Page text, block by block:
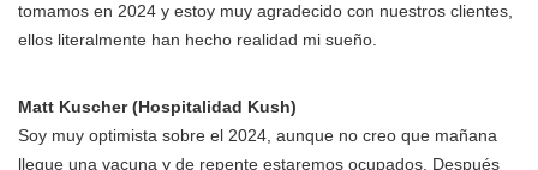
tomamos en 2024 y estoy muy agradecido con nuestros clientes,
ellos literalmente han hecho realidad mi sueño.
Matt Kuscher (Hospitalidad Kush)
Soy muy optimista sobre el 2024, aunque no creo que mañana
llegue una vacuna y de repente estaremos ocupados. Después